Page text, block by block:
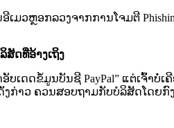
ເມວຫຼອກລວງຈາກການໂຈມຕີ
ສັດ​ທີ່​ອ້າງ​ເຖິງ​
ເດດ​ຂໍ້​ມູນ​ບັນຊີ​ PayPal” ແຕ່​ເຈົ້າ​ບໍ່ເ
ງ​ກ່າວ​ ຄວນສອບ​ຖາມ​ກັບ​ບໍລິສັດ​ໂດຍ​ກົ